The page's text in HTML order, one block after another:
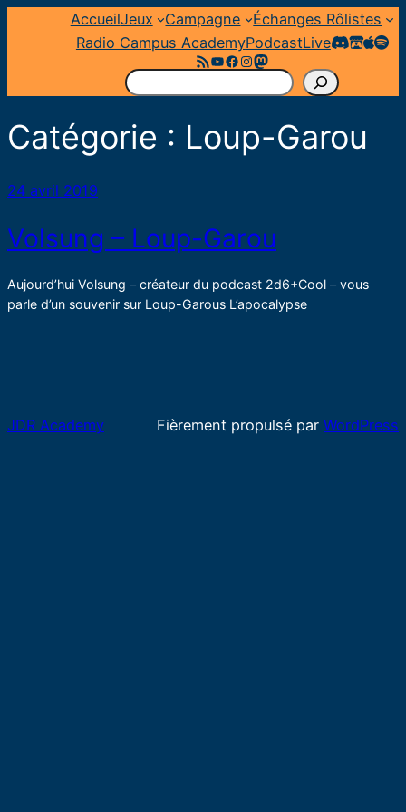
AccueilJeux Campagne
Échanges Rôlistes
Radio Campus AcademyPodcastLive
Flux RSS YouTube Facebook InstagramMastodon
R
c
h
h
r
Catégorie : Loup-Garou
24 avril 2019
Volsung – Loup-Garou
Aujourd’hui Volsung – créateur du podcast 2d6+Cool – vous
parle d’un souvenir sur Loup-Garous L’apocalypse
JDR Academy Fièrement propulsé par WordPress